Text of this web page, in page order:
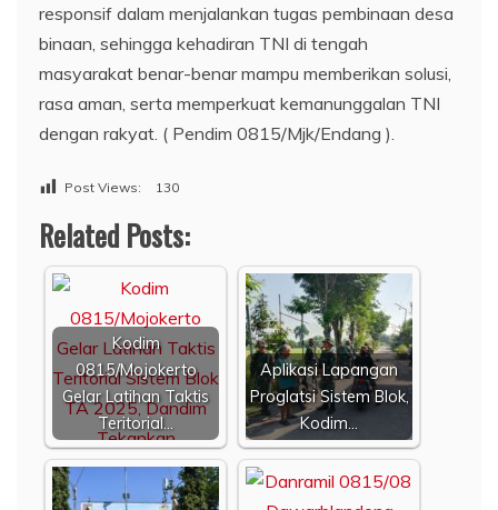
responsif dalam menjalankan tugas pembinaan desa
binaan, sehingga kehadiran TNI di tengah
masyarakat benar-benar mampu memberikan solusi,
rasa aman, serta memperkuat kemanunggalan TNI
dengan rakyat. ( Pendim 0815/Mjk/Endang ).
Post Views: 130
Related Posts:
Kodim
0815/Mojokerto
Gelar Latihan Taktis
Teritorial…
Aplikasi Lapangan
Proglatsi Sistem Blok,
Kodim…